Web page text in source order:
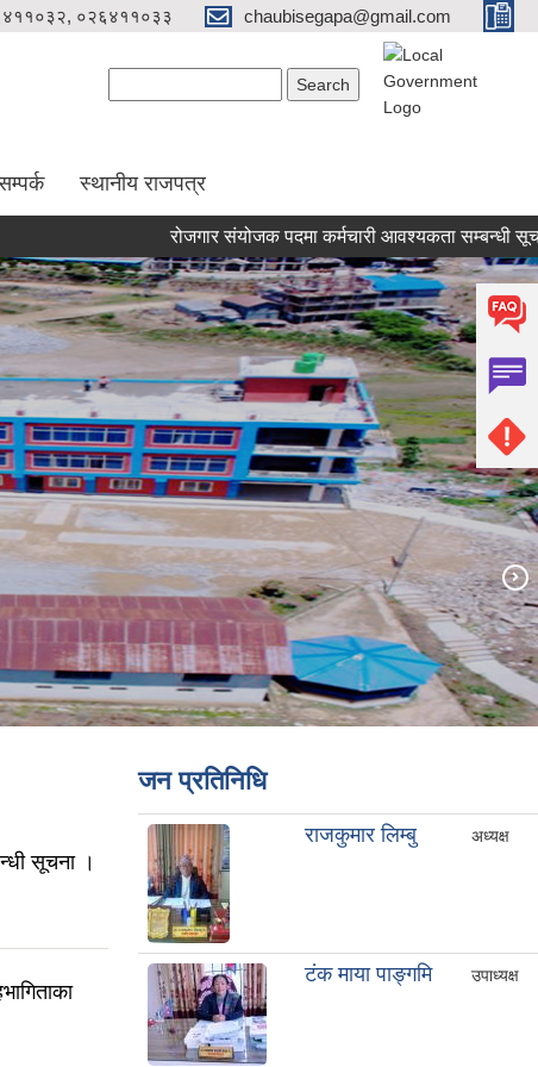
०२६४११०३३ chaubisegapa@gmail.com
स्थानीय राजपत्र
रोजगार संयोजक पदमा कर्मचारी आवश्यकता सम्बन्धी सूचना ।
सूचना ।
जन प्रतिनिधि
राजकुमार लिम्बु अध्यक्ष
टंक माया पाङ्गमि उपाध्यक्ष